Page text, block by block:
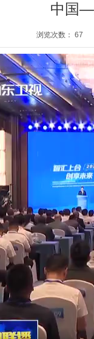
中国—
浏览次数： 67